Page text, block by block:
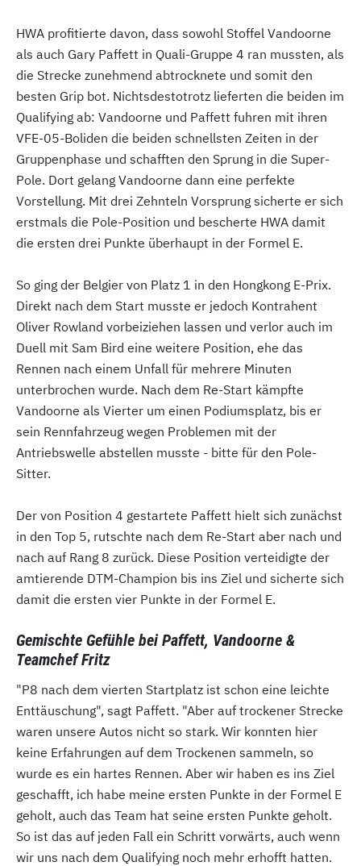
HWA profitierte davon, dass sowohl Stoffel Vandoorne
als auch Gary Paffett in Quali-Gruppe 4 ran mussten, als
die Strecke zunehmend abtrocknete und somit den
besten Grip bot. Nichtsdestotrotz lieferten die beiden im
Qualifying ab: Vandoorne und Paffett fuhren mit ihren
VFE-05-Boliden die beiden schnellsten Zeiten in der
Gruppenphase und schafften den Sprung in die Super-
Pole. Dort gelang Vandoorne dann eine perfekte
Vorstellung. Mit drei Zehnteln Vorsprung sicherte er sich
erstmals die Pole-Position und bescherte HWA damit
die ersten drei Punkte überhaupt in der Formel E.
So ging der Belgier von Platz 1 in den Hongkong E-Prix.
Direkt nach dem Start musste er jedoch Kontrahent
Oliver Rowland vorbeiziehen lassen und verlor auch im
Duell mit Sam Bird eine weitere Position, ehe das
Rennen nach einem Unfall für mehrere Minuten
unterbrochen wurde. Nach dem Re-Start kämpfte
Vandoorne als Vierter um einen Podiumsplatz, bis er
sein Rennfahrzeug wegen Problemen mit der
Antriebswelle abstellen musste - bitte für den Pole-
Sitter.
Der von Position 4 gestartete Paffett hielt sich zunächst
in den Top 5, rutschte nach dem Re-Start aber nach und
nach auf Rang 8 zurück. Diese Position verteidigte der
amtierende DTM-Champion bis ins Ziel und sicherte sich
damit die ersten vier Punkte in der Formel E.
Gemischte Gefühle bei Paffett, Vandoorne &
Teamchef Fritz
"P8 nach dem vierten Startplatz ist schon eine leichte
Enttäuschung", sagt Paffett. "Aber auf trockener Strecke
waren unsere Autos nicht so stark. Wir konnten hier
keine Erfahrungen auf dem Trockenen sammeln, so
wurde es ein hartes Rennen. Aber wir haben es ins Ziel
geschafft, ich habe meine ersten Punkte in der Formel E
geholt, auch das Team hat seine ersten Punkte geholt.
So ist das auf jeden Fall ein Schritt vorwärts, auch wenn
wir uns nach dem Qualifying noch mehr erhofft hatten.